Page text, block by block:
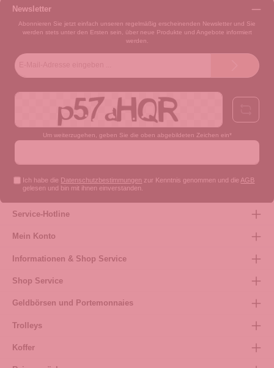
Newsletter
Abonnieren Sie jetzt einfach unseren regelmäßig erscheinenden Newsletter und Sie
werden stets unter den Ersten sein, über neue Produkte und Angebote informiert
werden.
Um weiterzugehen, geben Sie die oben abgebildeten Zeichen ein*
Ich habe die Datenschutzbestimmungen zur Kenntnis genommen und die AGB
gelesen und bin mit ihnen einverstanden.
Service-Hotline
Mein Konto
Informationen & Shop Service
Shop Service
Geldbörsen und Portemonnaies
Trolleys
Koffer